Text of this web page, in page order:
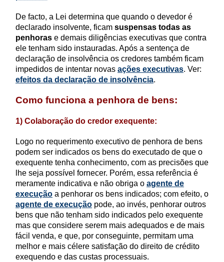
De facto, a Lei determina que quando o devedor é
declarado insolvente, ficam suspensas todas as
penhoras e demais diligências executivas que contra
ele tenham sido instauradas. Após a sentença de
declaração de insolvência os credores também ficam
impedidos de intentar novas ações executivas. Ver:
efeitos da declaração de insolvência.
Como funciona a penhora de bens:
1) Colaboração do credor exequente:
Logo no requerimento executivo de penhora de bens
podem ser indicados os bens do executado de que o
exequente tenha conhecimento, com as precisões que
lhe seja possível fornecer. Porém, essa referência é
meramente indicativa e não obriga o agente de
execução a penhorar os bens indicados; com efeito, o
agente de execução pode, ao invés, penhorar outros
bens que não tenham sido indicados pelo exequente
mas que considere serem mais adequados e de mais
fácil venda, e que, por conseguinte, permitam uma
melhor e mais célere satisfação do direito de crédito
exequendo e das custas processuais.